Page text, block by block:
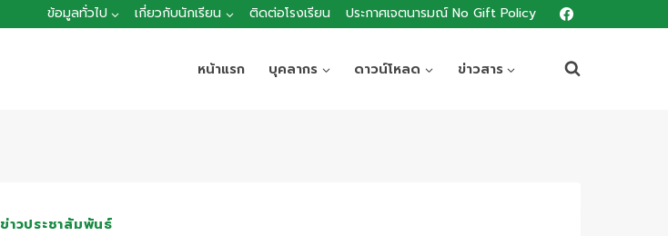
ข้อมูลทั่วไป เกี่ยวกับนักเรียน ติดต่อโรงเรียน ประกาศเจตนารมณ์ No Gift Policy
หน้าแรก บุคลากร ดาวน์โหลด ข่าวสาร
ข่าวประชาสัมพันธ์